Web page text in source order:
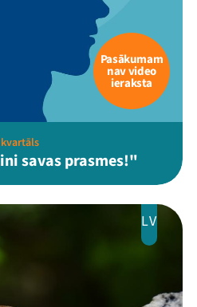
X Instagram
Flick TikTok
Pasākumam
nav video
ieraksta
savas prasmes!"
LV